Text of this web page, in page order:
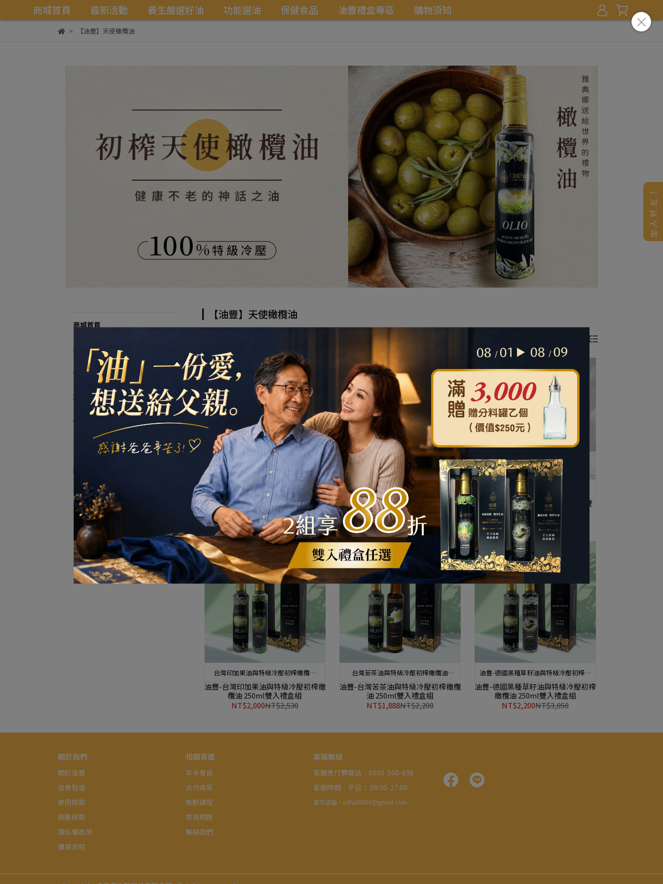
商城首頁 最新活動 養生嚴選好油 功能選油 保健食品 油豐禮盒專區 購物須知
加入好友↑
【油豐】天使橄欖油
商城首頁
最新活動
養生嚴選好油
功能選油
保健食品
油豐禮盒專區
購物須知
【油豐】天使橄欖油
100%特級冷壓初榨天使橄欖油
（E.V.O.O.）
【油豐】100%特級冷壓初榨天使橄
欖油250ml
NT$499NT$550
100%特級冷壓初榨天使橄欖油
（E.V.O.O.）
【油豐】100%特級冷壓初榨天使橄
欖油250mlx6入
NT$2,499 NT$3,300
100%特級冷壓初榨天使橄欖油
（E.V.O.O.）
油豐-特級冷壓初榨橄欖油 250ml雙
入禮盒組
NT$1,100
NT$1,200
台灣印加果油與特級冷壓初榨橄欖油
250ml雙入禮盒組
油豐-台灣印加果油與特級冷壓初榨橄
欖油 250ml雙入禮盒組
NT$2,000NT$2,530
台灣苦茶油與特級冷壓初榨橄欖油
250ml雙入禮盒組
油豐-台灣苦茶油與特級冷壓初榨橄欖
油 250ml雙入禮盒組
NT$1,888NT$2,200
油豐-德國黑種草籽油與特級冷壓初榨橄
欖油 250ml雙入禮盒組
油豐-德國黑種草籽油與特級冷壓初榨
橄欖油 250ml雙入禮盒組
NT$2,200NT$3,050
關於我們
關於油豐
良食智造
使用條款
銷售條款
隱私權政策
購買流程
相關頁面
年卡會員
合作商家
無齡課程
常見問題
聯絡我們
客服聯絡
客服免付費電話：0800-500-896
客服時間：平日： 09:00-17:00
官方信箱：oilfull0800@gmail.com